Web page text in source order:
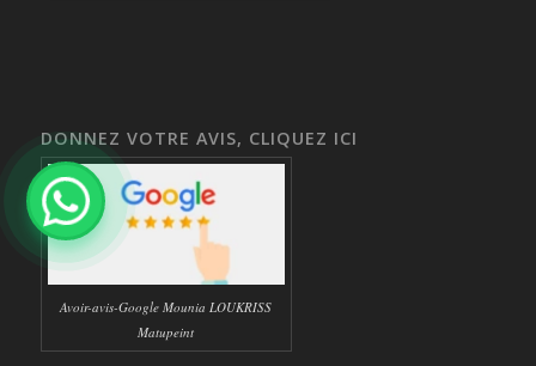
DONNEZ VOTRE AVIS, CLIQUEZ ICI
Avoir-avis-Google Mounia LOUKRISS
Matupeint